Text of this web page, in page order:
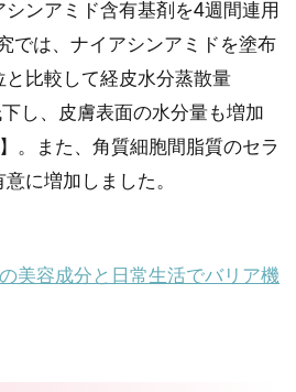
ンアミド含有基剤を4週間連用
では、ナイアシンアミドを塗布
と比較して経皮水分蒸散量
下し、皮膚表面の水分量も増加
。また、角質細胞間脂質のセラ
に増加しました。
美容成分と日常生活でバリア機